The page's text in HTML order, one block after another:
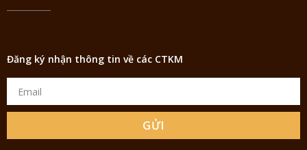
Đăng ký nhận thông tin về các CTKM
GỬI